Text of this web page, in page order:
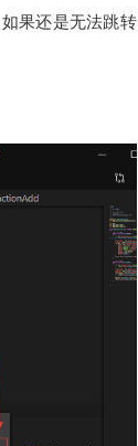
果还是无法跳转